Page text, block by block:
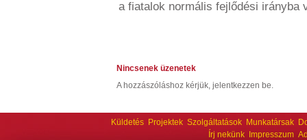
a fiatalok normális fejlődési irányba
Nincsenek üzenetek
A hozzászóláshoz kérjük, jelentkezzen be.
Küldetés Projektek Szolgáltatások Munkatársak
Írj nekünk
Impresszum